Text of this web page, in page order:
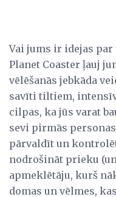
Vai jums ir idejas
Planet Coaster ļauj
vēlēšanās jebkāda
savīti tiltiem,
cilpas, ka jūs varat
sevi pirmās
pārvaldīt un
nodrošināt prieku
apmeklētāju, kurš
domas un vēlmes,